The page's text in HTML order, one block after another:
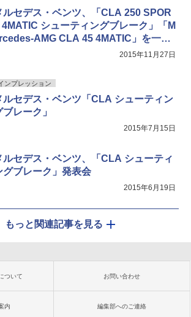
ルセデス・ベンツ、「CLA 250 SPOR
4MATIC シューティングブレーク」「M
AMG CLA 45 4MATIC」を一部
2015年11月27日
ンプレッション
ルセデス・ベンツ「CLA シューティン
ブレーク」
2015年7月15日
ルセデス・ベンツ、「CLA シューティ
グブレーク」発表会
2015年6月19日
もっと関連記事を見る
ついて お問い合わせ
内 編集部へのご連絡